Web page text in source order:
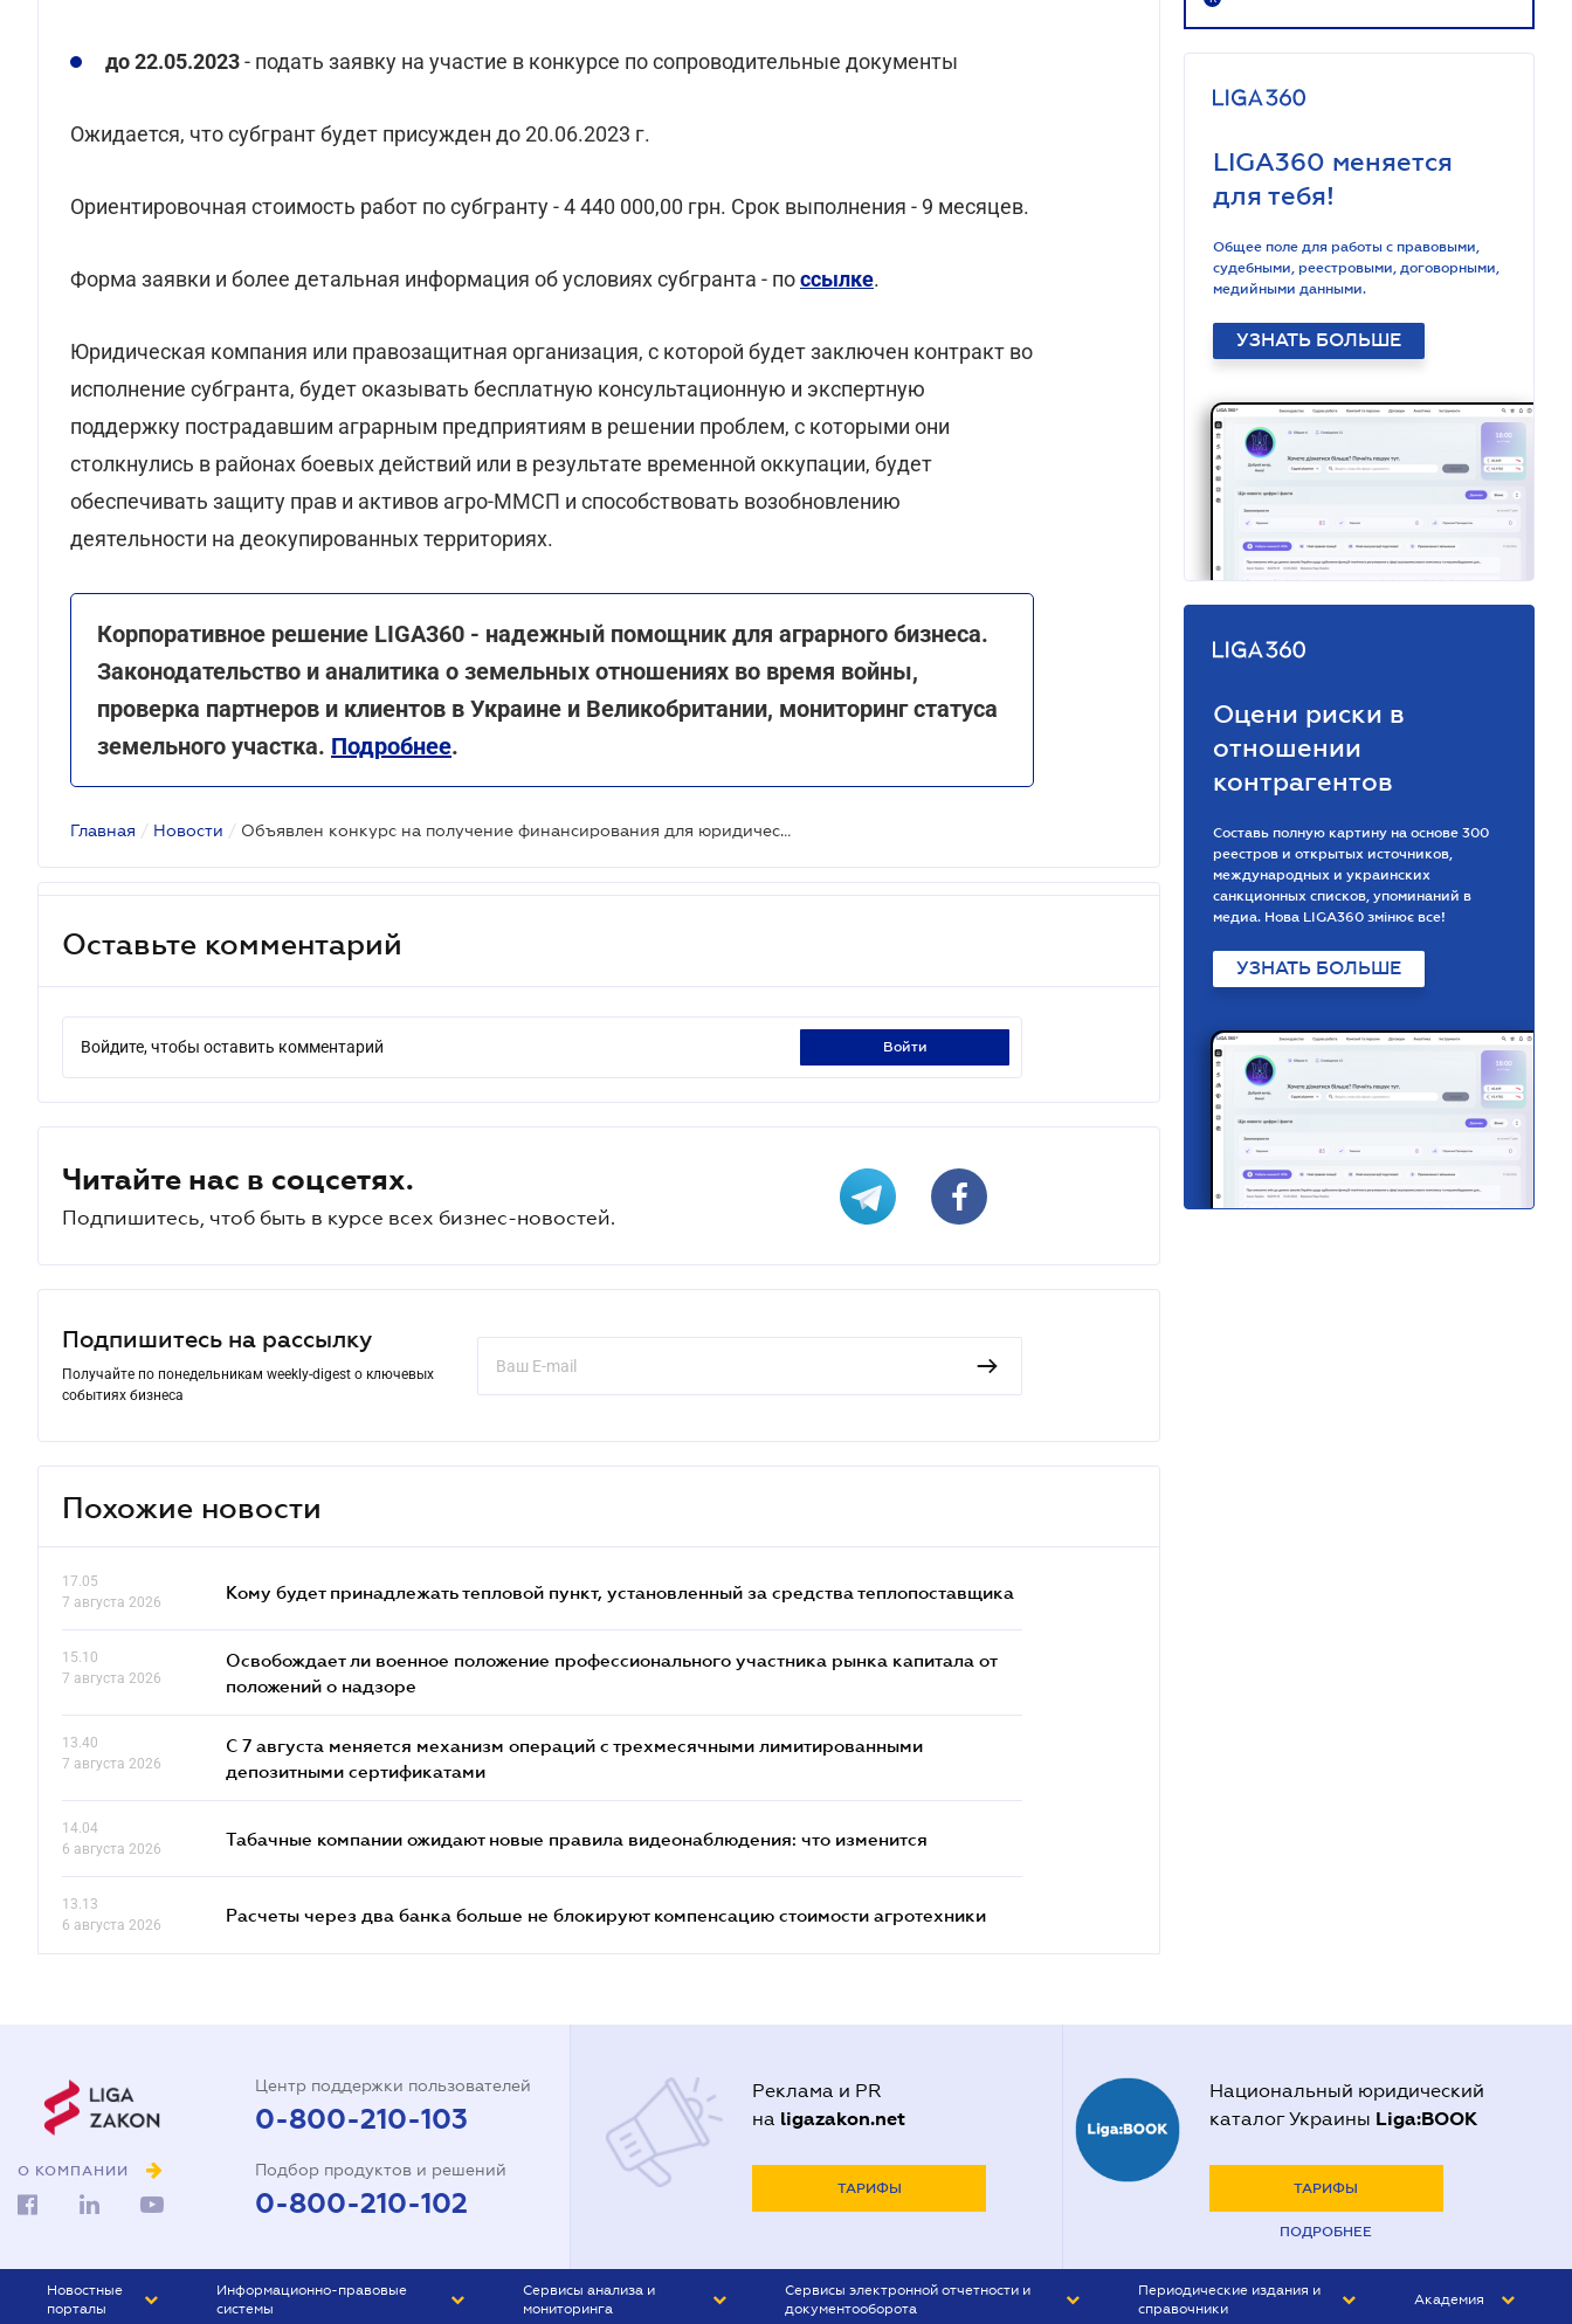
до 22.05.2023- подать заявку на участие в конкурсе по сопроводительные документы
Ожидается, что субгрант будет присужден до 20.06.2023 г.
Ориентировочная стоимость работ по субгранту - 4 440 000,00 грн. Срок выполнения - 9 месяцев.
Форма заявки и более детальная информация об условиях субгранта - поссылке.
Юридическая компания или правозащитная организация, с которой будет заключен контракт во
исполнение субгранта, будет оказывать бесплатную консультационную и экспертную
поддержку пострадавшим аграрным предприятиям в решении проблем, с которыми они
столкнулись в районах боевых действий или в результате временной оккупации, будет
обеспечивать защиту прав и активов агро-ММСП и способствовать возобновлению
деятельности на деокупированных территориях.
Корпоративное решение LIGA360 - надежный помощник для аграрного бизнеса.
Законодательство и аналитика о земельных отношениях во время войны,
проверка партнеров и клиентов в Украине и Великобритании, мониторинг статуса
земельного участка. Подробнее.
Главная / Новости / Объявлен конкурс на получение финансирования для юридической поддержки агропроизводителей
Оставьте комментарий
Войдите, чтобы оставить комментарий войти
Читайте нас в соцсетях.
Подпишитесь, чтоб быть в курсе всех бизнес-новостей.
Подпишитесь на рассылку
Получайте по понедельникам weekly-digest о ключевых
событиях бизнеса
Похожие новости
17.05
7 августа 2026
Кому будет принадлежать тепловой пункт, установленный за средства теплопоставщика
15.10
7 августа 2026
Освобождает ли военное положение профессионального участника рынка капитала от
положений о надзоре
13.40
7 августа 2026
С 7 августа меняется механизм операций с трехмесячными лимитированными
депозитными сертификатами
14.04
6 августа 2026
Табачные компании ожидают новые правила видеонаблюдения: что изменится
13.13
6 августа 2026
Расчеты через два банка больше не блокируют компенсацию стоимости агротехники
LIGA360 меняется
для тебя!
Общее поле для работы с правовыми,
судебными, реестровыми, договорными,
медийными данными.
УЗНАТЬ БОЛЬШЕ
Оцени риски в
отношении
контрагентов
Составь полную картину на основе 300
реестров и открытых источников,
международных и украинских
санкционных списков, упоминаний в
медиа. Нова LIGA360 змінює все!
УЗНАТЬ БОЛЬШЕ
О КОМПАНИИ
Центр поддержки пользователей
0-800-210-103
Подбор продуктов и решений
0-800-210-102
Реклама и PR
на ligazakon.net
ТАРИФЫ
Национальный юридический
каталог Украины Liga:BOOK
ТАРИФЫ
ПОДРОБНЕЕ
Новостные
порталы
Информационно-правовые
системы
Сервисы анализа и
мониторинга
Сервисы электронной отчетности и
документооборота
Периодические издания и
справочники
Академия